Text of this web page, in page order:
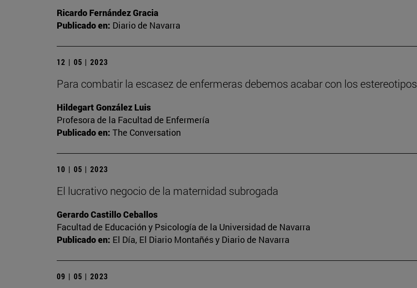
Ricardo Fernández Gracia
Publicado en: Diario de Navarra
12 | 05 | 2023
Para combatir la escasez de enfermeras debemos acabar con los estereotipos
Hildegart González Luis
Profesora de la Facultad de Enfermería
Publicado en: The Conversation
10 | 05 | 2023
El lucrativo negocio de la maternidad subrogada
Gerardo Castillo Ceballos
Facultad de Educación y Psicología de la Universidad de Navarra
Publicado en: El Día, El Diario Montañés y Diario de Navarra
09 | 05 | 2023